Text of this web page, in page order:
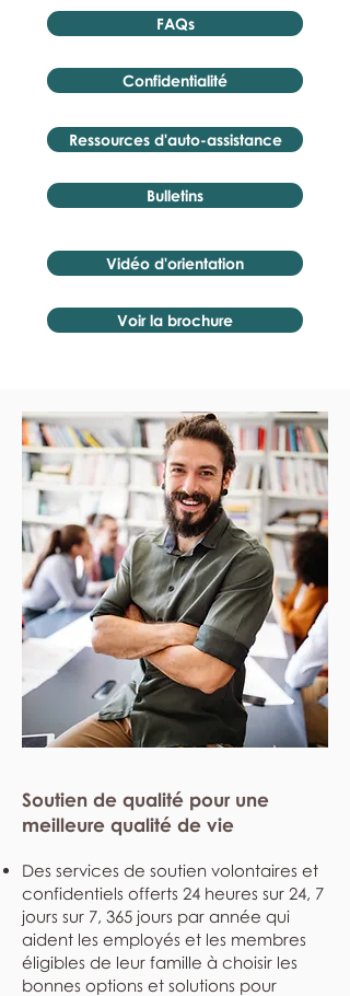
FAQs
Confidentialité
Ressources d'auto-assistance
Bulletins
Vidéo d'orientation
Voir la brochure
Soutien de qualité pour une
meilleure qualité de vie
Des services de soutien volontaires et
confidentiels offerts 24 heures sur 24, 7
jours sur 7, 365 jours par année qui
aident les employés et les membres
éligibles de leur famille à choisir les
bonnes options et solutions pour